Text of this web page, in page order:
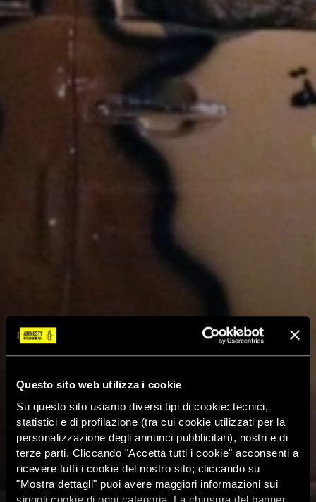
Questo sito web utilizza i cookie
Su questo sito usiamo diversi tipi di cookie: tecnici,
statistici e di profilazione (tra cui cookie utilizzati per la
personalizzazione degli annunci pubblicitari), nostri e di
terze parti. Cliccando "Accetta tutti i cookie" acconsenti a
ricevere tutti i cookie del nostro sito; cliccando su
"Mostra dettagli" puoi avere maggiori informazioni sui
singoli cookie di ogni categoria. La chiusura del banner